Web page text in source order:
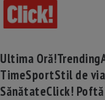
Ultima Oră!Trending
TimeSportStil de
SănătateClick!